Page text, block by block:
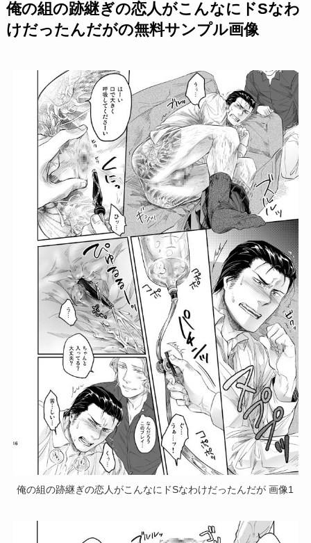
俺の組の跡継ぎの恋人がこんなにドSなわ
けだったんだがの無料サンプル画像
俺の組の跡継ぎの恋人がこんなにドSなわけだったんだが 画像1